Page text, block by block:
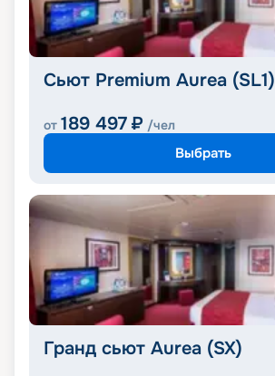
Сьют Premium Aurea (SL1)
от 189 497 ₽ /чел
Выбрать
Гранд сьют Aurea (SX)